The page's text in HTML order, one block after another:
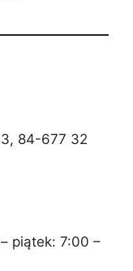
84-677 32
piątek: 7:00 –